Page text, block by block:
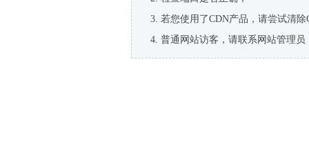
若您使用了CDN产品，请尝试清除
普通网站访客，请联系网站管理员